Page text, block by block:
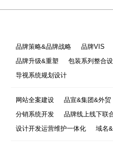
品牌策略&品牌战略 品牌VIS
品牌升级&重塑
包装系列整合
导视系统规划设计
网站全案建设 品宣&集团&外贸
分销系统开发
品牌线上线下联
设计开发运营维护一体化
域名